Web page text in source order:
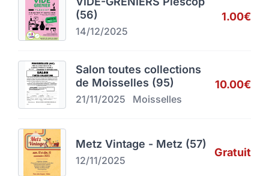
(56)
14/12/2025
1.00€
Salon toutes collections
de Moisselles (95)
21/11/2025 Moisselles
10.00€
Metz Vintage - Metz (57)
12/11/2025
Gratuit